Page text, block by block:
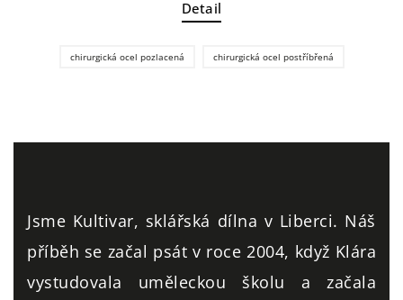
Detail
chirurgická ocel pozlacená chirurgická ocel postříbřená
Jsme Kultivar, sklářská dílna v Liberci. Náš
příběh se začal psát v roce 2004, když Klára
vystudovala uměleckou školu a začala